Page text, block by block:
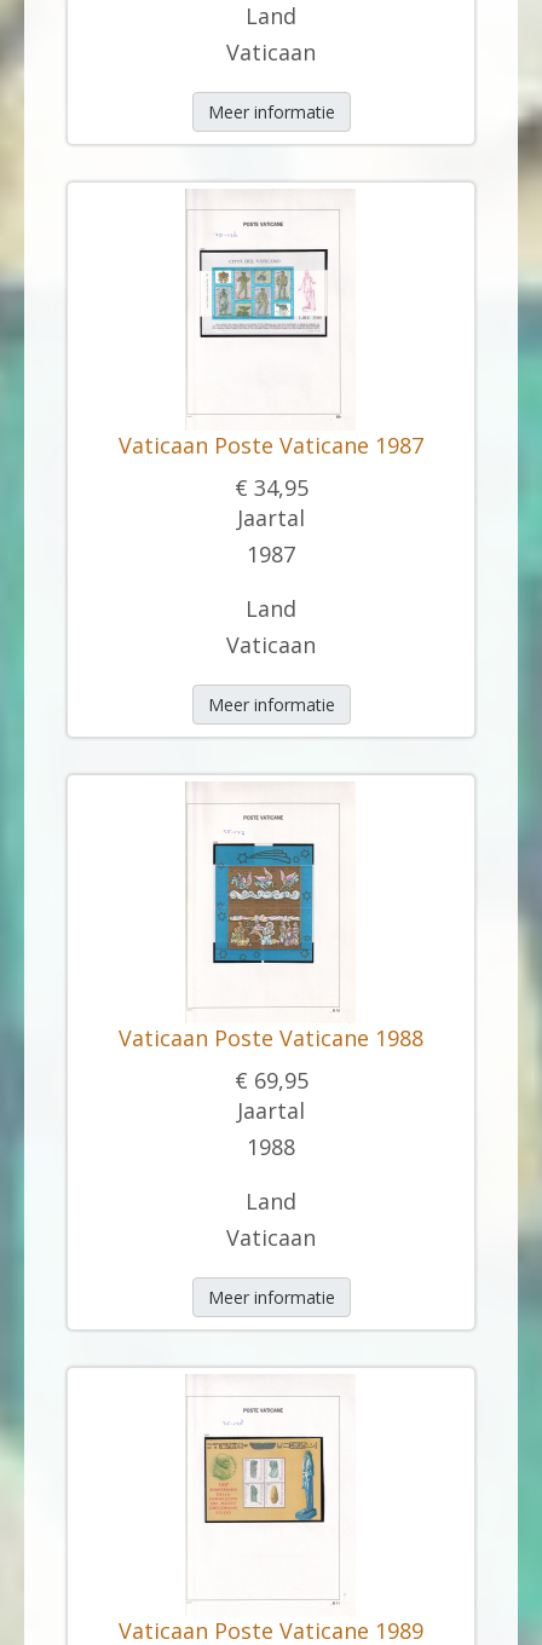
Land
Vaticaan
Meer informatie
Vaticaan Poste Vaticane 1987
€ 34,95
Jaartal
1987
Land
Vaticaan
Meer informatie
Vaticaan Poste Vaticane 1988
€ 69,95
Jaartal
1988
Land
Vaticaan
Meer informatie
Vaticaan Poste Vaticane 1989